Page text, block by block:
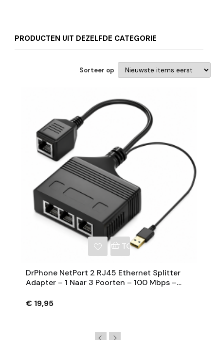
PRODUCTEN UIT DEZELFDE CATEGORIE
Sorteer op
TOEVOEGEN AAN
DrPhone NetPort 2 RJ45 Ethernet Splitter
Adapter – 1 Naar 3 Poorten – 100 Mbps –
€ 19,95